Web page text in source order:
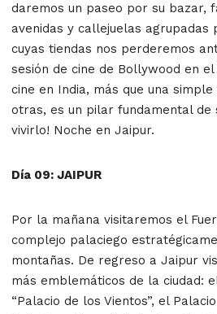
daremos un paseo por su bazar,
avenidas y callejuelas agrupadas
cuyas tiendas nos perderemos
sesión de cine de Bollywood en
cine en India, más que una
otras, es un pilar fundamental de
vivirlo! Noche en Jaipur.
Día 09: JAIPUR
Por la mañana visitaremos el
complejo palaciego
montañas. De regreso a Jaipur
más emblemáticos de la ciudad:
“Palacio de los Vientos”, el